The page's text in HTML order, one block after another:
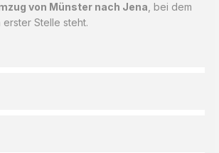
von Münster nach Jena , bei dem
Stelle steht.